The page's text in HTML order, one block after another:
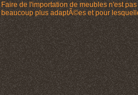
Faire de l'importation de meubles n'est
beaucoup plus adaptÃ©es et pour